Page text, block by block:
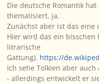
Die deutsche Romantik
thematisiert, ja.
Zunächst aber ist das eine
Hier wird das ein bisschen
litrarische
Gattung). https://
Ich sehe Tolkien aber
- allerdings entwickelt er